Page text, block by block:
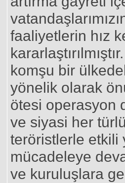
faaliyetlerin hız
komşu bir
yönelik olarak
ötesi operasyon
ve siyasi her
teröristlerle etkili
mücadeleye
ve kuruluşlara